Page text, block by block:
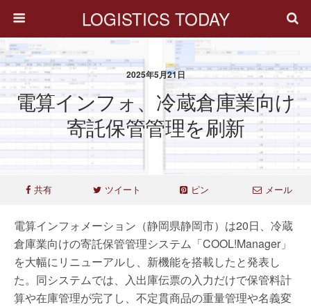
LOGISTICS TODAY
2025年5月21日
電算インフォ、冷蔵倉庫業向け
寄託保管管理を刷新
共有 ツイート ピン メール
電算インフォメーション（静岡県静岡市）は20日、冷蔵
倉庫業向けの寄託保管管理システム「COOL!Manager」
を大幅にリニューアルし、新機能を搭載したと発表し
た。同システムでは、入出庫伝票の入力だけで保管料計
算や在庫管理が完了し、不定貫商品の重量管理や名義変